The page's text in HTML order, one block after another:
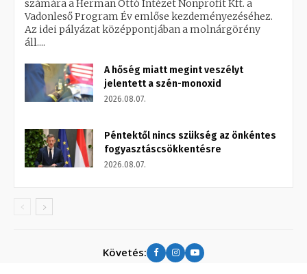
számára a Herman Ottó Intézet Nonprofit Kft. a
Vadonleső Program Év emlőse kezdeményezéséhez.
Az idei pályázat középpontjában a molnárgörény
áll....
A hőség miatt megint veszélyt
jelentett a szén-monoxid
2026.08.07.
Péntektől nincs szükség az önkéntes
fogyasztáscsökkentésre
2026.08.07.
Követés: